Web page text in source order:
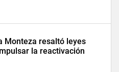
Monteza resaltó leyes
la reactivación